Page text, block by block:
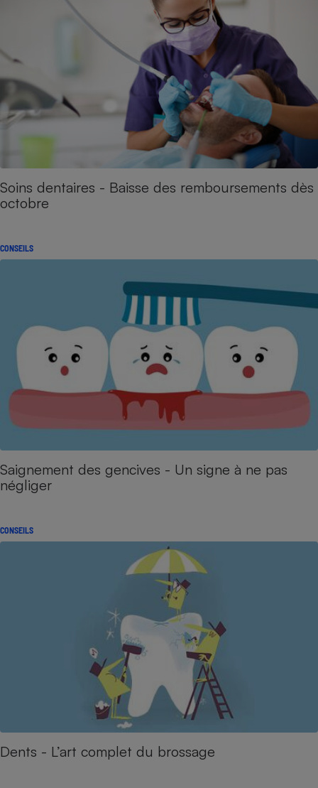
Soins dentaires - Baisse des remboursements dès
octobre
CONSEILS
Saignement des gencives - Un signe à ne pas
négliger
CONSEILS
Dents - L’art complet du brossage